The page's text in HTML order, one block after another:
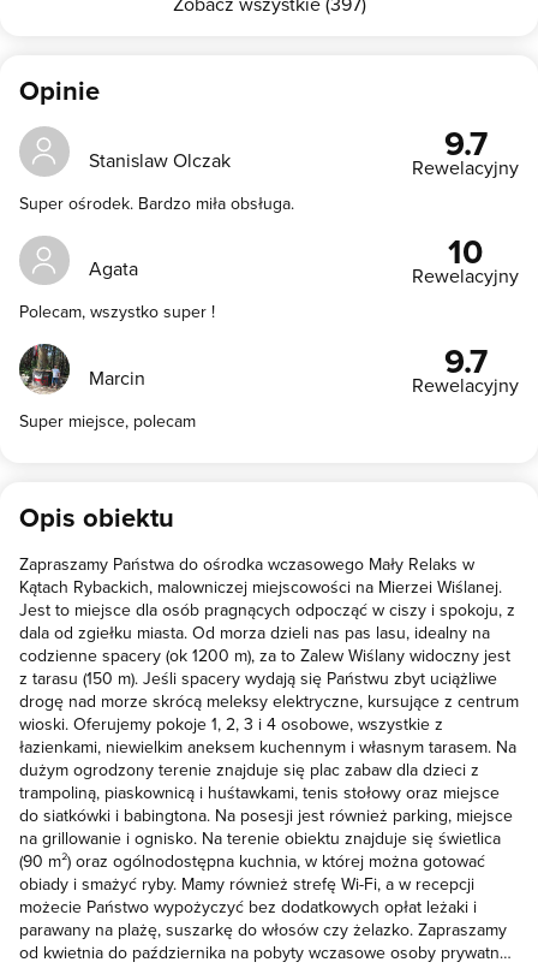
Opinie
Stanislaw Olczak 9.7
Rewelacyjny
Super ośrodek. Bardzo miła obsługa.
Agata 10
Rewelacyjny
Polecam, wszystko super !
Marcin 9.7
Rewelacyjny
Super miejsce, polecam
Opis obiektu
Zapraszamy Państwa do ośrodka wczasowego Mały Relaks w
Kątach Rybackich, malowniczej miejscowości na Mierzei Wiślanej.
Jest to miejsce dla osób pragnących odpocząć w ciszy i spokoju, z
dala od zgiełku miasta. Od morza dzieli nas pas lasu, idealny na
codzienne spacery (ok 1200 m), za to Zalew Wiślany widoczny jest
z tarasu (150 m). Jeśli spacery wydają się Państwu zbyt uciążliwe
drogę nad morze skrócą meleksy elektryczne, kursujące z centrum
wioski. Oferujemy pokoje 1, 2, 3 i 4 osobowe, wszystkie z
łazienkami, niewielkim aneksem kuchennym i własnym tarasem. Na
dużym ogrodzony terenie znajduje się plac zabaw dla dzieci z
trampoliną, piaskownicą i huśtawkami, tenis stołowy oraz miejsce
do siatkówki i babingtona. Na posesji jest również parking, miejsce
na grillowanie i ognisko. Na terenie obiektu znajduje się świetlica
(90 m²) oraz ogólnodostępna kuchnia, w której można gotować
obiady i smażyć ryby. Mamy również strefę Wi-Fi, a w recepcji
możecie Państwo wypożyczyć bez dodatkowych opłat leżaki i
parawany na plażę, suszarkę do włosów czy żelazko. Zapraszamy
od kwietnia do października na pobyty wczasowe osoby prywatne